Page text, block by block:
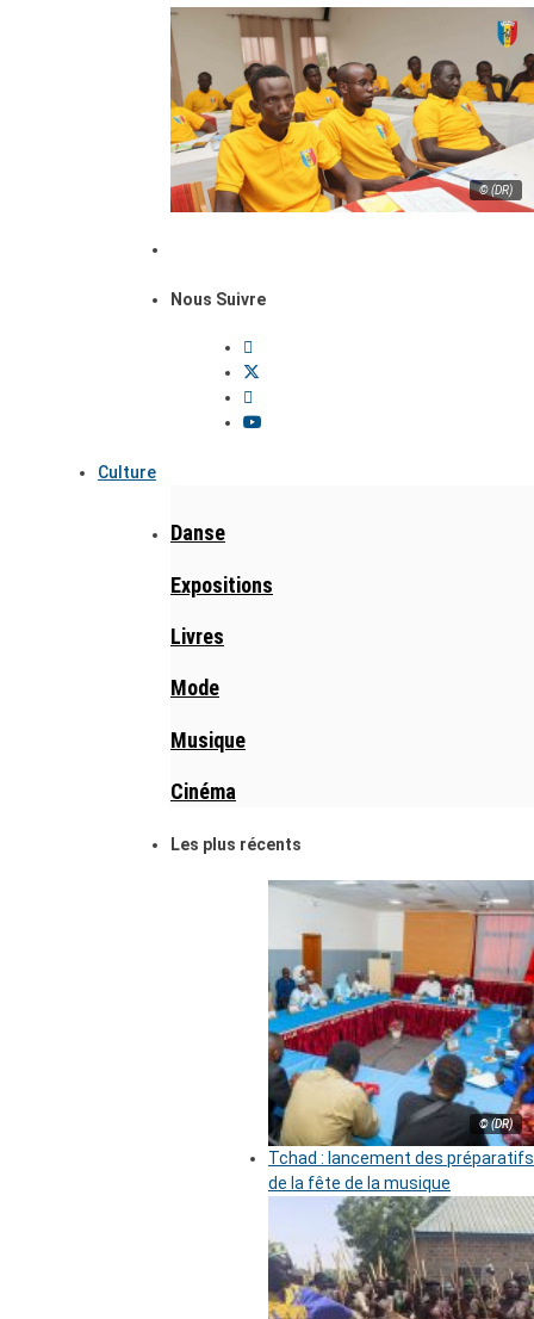
© (DR)
Nous Suivre
Culture
Danse
Expositions
Livres
Mode
Musique
Cinéma
Les plus récents
© (DR)
Tchad : lancement des préparatifs
de la fête de la musique